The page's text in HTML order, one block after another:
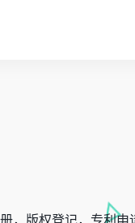
，版权登记，专利申